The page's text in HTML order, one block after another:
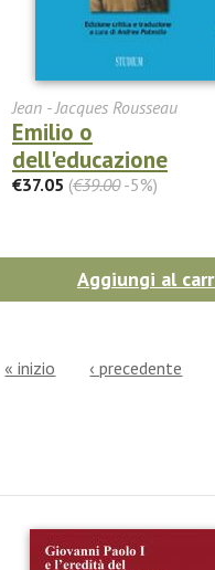
Jean - Jacques Rousseau
Emilio o
dell'educazione
€37.05 (€39.00-5%)
Aggiungi al
« inizio ‹ precedente